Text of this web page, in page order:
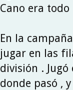
Cano era
En la
jugar en las
división .
donde pasó ,